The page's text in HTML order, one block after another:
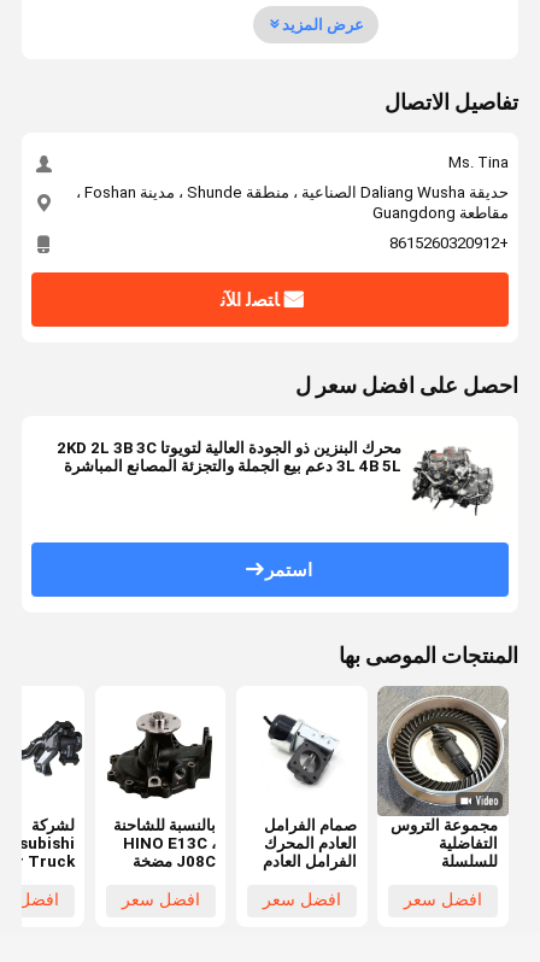
عرض المزيد
تفاصيل الاتصال
Ms. Tina
حديقة Daliang Wusha الصناعية ، منطقة Shunde ، مدينة Foshan ،
مقاطعة Guangdong
+8615260320912
ﺎﺘﺼﻟ ﺍﻶﻧ
احصل على افضل سعر ل
محرك البنزين ذو الجودة العالية لتويوتا 2KD 2L 3B 3C
3L 4B 5L دعم بيع الجملة والتجزئة المصانع المباشرة
استمر
المنتجات الموصى بها
مجموعة التروس
التفاضلية
للسلسلة
للسلسلة
افضل سعر
صمام الفرامل
العادم المحرك
الفرامل العادم
لـ ISUZU 700P
8-97102372-
افضل سعر
بالنسبة للشاحنة
HINO E13C ،
J08C مضخة
16100-3467
افضل سعر
لشركة
Truck
الموازنة
افضل